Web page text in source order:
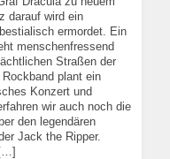
darauf wird ein
ermordet. Ein
menschenfressend
Straßen der
plant ein
Konzert und
wir auch noch die
den legendären
Jack the Ripper.